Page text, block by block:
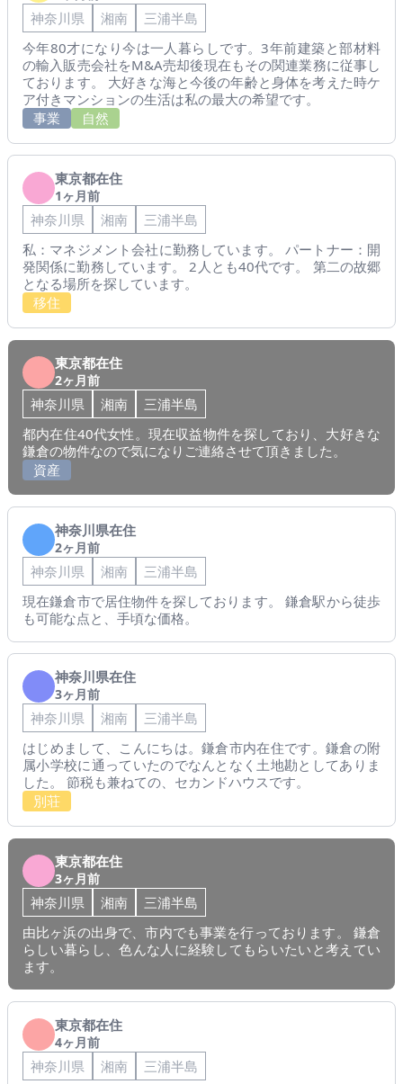
神奈川県 湘南
三浦半島
今年80才になり今は一人暮らしです。3年前建築と部材料
の輸入販売会社をM&A売却後現在もその関連業務に従事し
ております。 大好きな海と今後の年齢と身体を考えた時ケ
ア付きマンションの生活は私の最大の希望です。
事業
自然
東京都在住
1ヶ月前
神奈川県 湘南
三浦半島
私：マネジメント会社に勤務しています。 パートナー：開
発関係に勤務しています。 2人とも40代です。 第二の故郷
となる場所を探しています。
移住
東京都在住
2ヶ月前
神奈川県 湘南
三浦半島
都内在住40代女性。現在収益物件を探しており、大好きな
鎌倉の物件なので気になりご連絡させて頂きました。
資産
神奈川県在住
2ヶ月前
神奈川県 湘南
三浦半島
現在鎌倉市で居住物件を探しております。 鎌倉駅から徒歩
も可能な点と、手頃な価格。
神奈川県在住
3ヶ月前
神奈川県 湘南
三浦半島
はじめまして、こんにちは。鎌倉市内在住です。鎌倉の附
属小学校に通っていたのでなんとなく土地勘としてありま
した。 節税も兼ねての、セカンドハウスです。
別荘
東京都在住
3ヶ月前
神奈川県 湘南
三浦半島
由比ヶ浜の出身で、市内でも事業を行っております。 鎌倉
らしい暮らし、色んな人に経験してもらいたいと考えてい
ます。
東京都在住
4ヶ月前
神奈川県 湘南 三浦半島